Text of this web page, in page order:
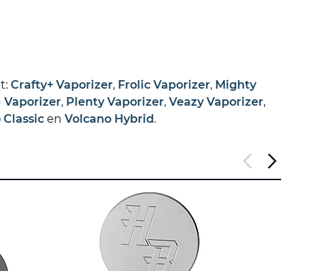
Crafty+ Vaporizer, Frolic Vaporizer, Mighty
Vaporizer, Plenty Vaporizer, Veazy Vaporizer,
Classic en Volcano Hybrid .